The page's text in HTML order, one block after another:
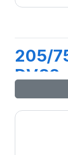
205/
DV82